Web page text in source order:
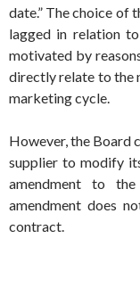
date.” The choice of
lagged in relation
motivated by
directly relate to the
marketing cycle.
However, the Board
supplier to modify
amendment to
amendment does
contract.